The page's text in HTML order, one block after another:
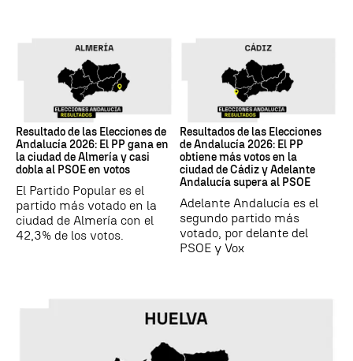
Resultado de las Elecciones de
Andalucía 2026: El PP gana en
la ciudad de Almería y casi
dobla al PSOE en votos
El Partido Popular es el
partido más votado en la
ciudad de Almería con el
42,3% de los votos.
Resultados de las Elecciones
de Andalucía 2026: El PP
obtiene más votos en la
ciudad de Cádiz y Adelante
Andalucía supera al PSOE
Adelante Andalucía es el
segundo partido más
votado, por delante del
PSOE y Vox